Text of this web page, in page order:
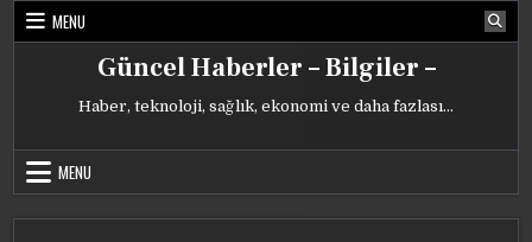
Skip
MENU
Güncel Haberler – Bilgiler –
Haber, teknoloji, sağlık, ekonomi ve daha fazlası…
MENU